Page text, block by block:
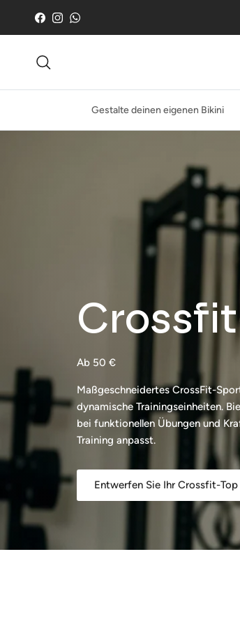
Facebook
InstagramWhatsApp
Gestalte deinen eigenen Bikini
Ab 50 €
Maßgeschneidertes CrossFit-
dynamische Trainingseinheiten.
bei funktionellen Übungen und
Training anpasst.
Entwerfen Sie Ihr Crossfit-Top